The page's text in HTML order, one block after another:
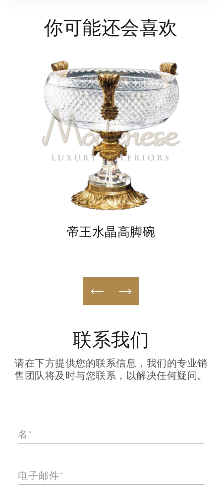
你可能还会喜欢
帝王水晶高脚碗
联系我们
请在下方提供您的联系信息，我们的专业销
售团队将及时与您联系，以解决任何疑问。